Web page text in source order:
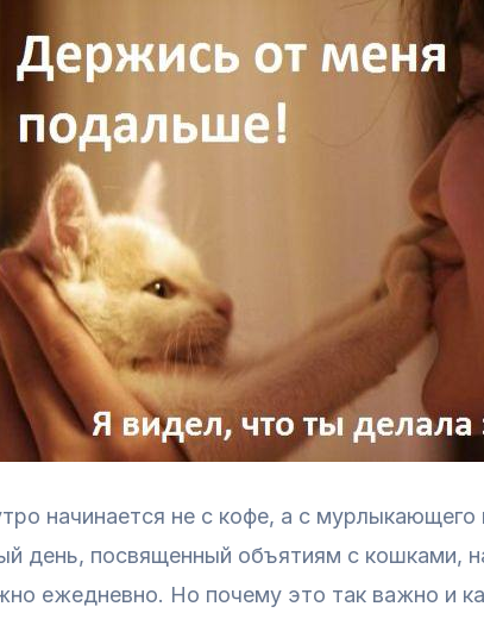
начинается не с кофе, а с
день, посвященный объятиям с кошками,
ежедневно. Но почему это так важно и